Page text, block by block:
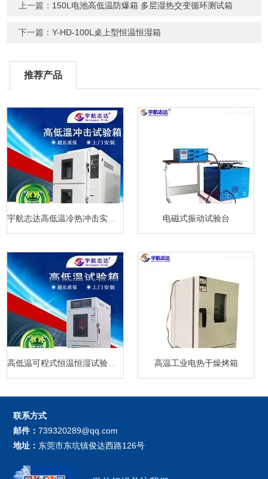
上一篇： 150L电池高低温防爆箱 多层湿热交变循环测试箱
下一篇：Y-HD-100L桌上型恒温恒湿箱
推荐产品
电磁式振动试验台
高温工业电热干燥烤箱
联系方式
邮件：739320289@qq.com
地址： 东莞市东坑镇俊达西路126号